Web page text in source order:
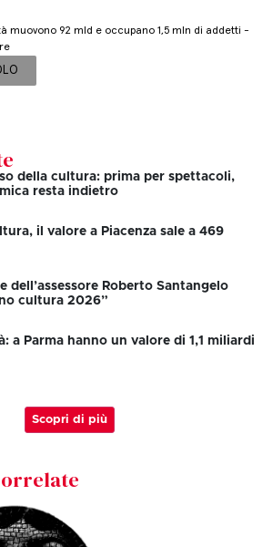
muovono 92 mld e occupano 1,5 mln di addetti -
della cultura: prima per spettacoli,
resta indietro
il valore a Piacenza sale a 469
dell’assessore Roberto Santangelo
cultura 2026”
a Parma hanno un valore di 1,1 miliardi
Scopri di più